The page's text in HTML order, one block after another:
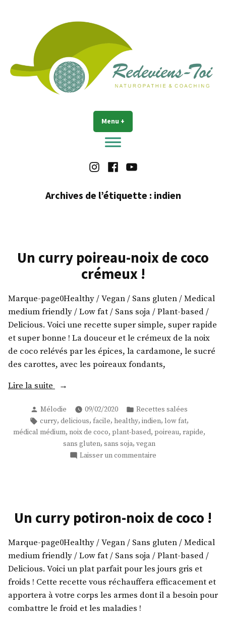
Redeviens-toi Menu +
Instagram
FacebookYoutube
Archives de l’étiquette : indien
Un curry poireau-noix de coco
crémeux !
Marque-page0Healthy / Vegan / Sans gluten / Medical
medium friendly / Low fat / Sans soja / Plant-based /
Delicious. Voici une recette super simple, super rapide
et super bonne ! La douceur et le crémeux de la noix
de coco relévés par les épices, la cardamone, le sucré
des carottes, avec les poireaux fondants,
Lire la suite
« Un
poireau-
noix
coco
Publié
par
Mélodie 09/02/2020
Publié
dans
Recettes salées
Étiquettes :
curry, delicious, facile, healthy, indien, low fat,
médical médium, noix de coco, plant-based, poireau, rapide,
sans gluten, sans soja, vegan
Laisser un commentaire
de
coco
!
Un curry potiron-noix de coco !
Marque-page0Healthy / Vegan / Sans gluten / Medical
medium friendly / Low fat / Sans soja / Plant-based /
Delicious. Voici un plat parfait pour les jours gris et
froids ! Cette recette vous réchauffera efficacement et
apportera à votre corps les armes dont il a besoin pour
combattre le froid et les maladies !